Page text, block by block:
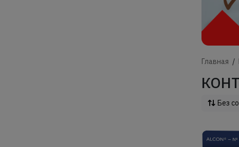
Главная
Без